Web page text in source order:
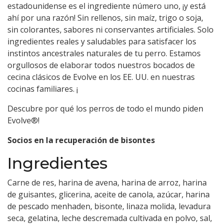
estadounidense es el ingrediente número uno, ¡y está
ahí por una razón! Sin rellenos, sin maíz, trigo o soja,
sin colorantes, sabores ni conservantes artificiales. Solo
ingredientes reales y saludables para satisfacer los
instintos ancestrales naturales de tu perro. Estamos
orgullosos de elaborar todos nuestros bocados de
cecina clásicos de Evolve en los EE. UU. en nuestras
cocinas familiares. ¡
Descubre por qué los perros de todo el mundo piden
Evolve®!
Socios en la recuperación de bisontes
Ingredientes
Carne de res, harina de avena, harina de arroz, harina
de guisantes, glicerina, aceite de canola, azúcar, harina
de pescado menhaden, bisonte, linaza molida, levadura
seca, gelatina, leche descremada cultivada en polvo, sal,